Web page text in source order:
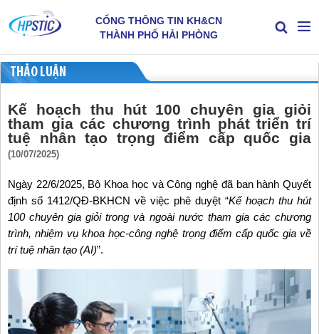
CỔNG THÔNG TIN KH&CN
THÀNH PHỐ HẢI PHÒNG
THẢO LUẬN
Kế hoạch thu hút 100 chuyên gia giỏi
tham gia các chương trình phát triển trí
tuệ nhân tạo trọng điểm cấp quốc gia
(10/07/2025)
Ngày 22/6/2025, Bộ Khoa học và Công nghệ đã ban hành Quyết
định số 1412/QĐ-BKHCN về việc phê duyệt “Kế hoạch thu hút
100 chuyên gia giỏi trong và ngoài nước tham gia các chương
trình, nhiệm vụ khoa học-công nghệ trọng điểm cấp quốc gia về
trí tuệ nhân tạo (AI)”.